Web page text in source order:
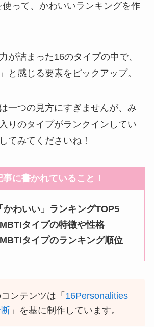
って、かわいいランキングを作
が詰まった16のタイプの中で、
と感じる要素をピックアップ。
一つの見方にすぎませんが、み
りのタイプがランクインしてい
てみてくださいね！
事に書かれていること！
かわいい」ランキングTOP5
タイプの特徴や性格
タイプのランキング順位
ンテンツは「 16Personalities
」を基に制作しています。